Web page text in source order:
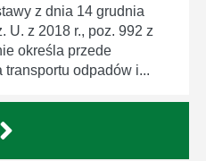
z dnia 14 grudnia
U. z 2018 r., poz. 992 z
określa przede
odpadów i...